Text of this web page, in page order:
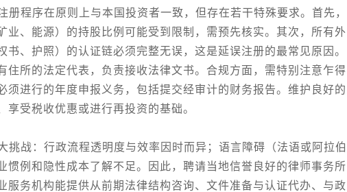
程序在原则上与本国投资者一致，但存在若干特殊要求。首先，
业、能源）的持股比例可能受到限制，需预先核实。其次，所有外
书、护照）的认证链必须完整无误，这是延误注册的最常见原因。
住所的法定代表，负责接收法律文书。合规方面，需特别注意乍得
须进行的年度申报义务，包括提交经审计的财务报告。维护良好的
受税收优惠或进行再投资的基础。
战：行政流程透明度与效率因时而异；语言障碍（法语或阿拉伯
惯例和隐性成本了解不足。因此，聘请当地信誉良好的律师事务所
服务机构能提供从前期法律结构咨询、文件准备与认证代办、与政